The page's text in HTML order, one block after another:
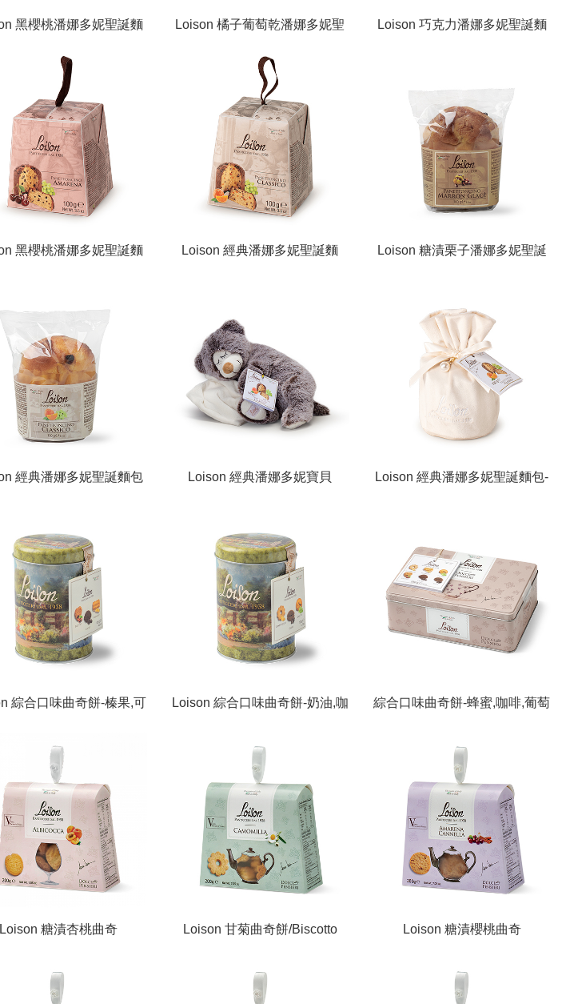
黑櫻桃潘娜多妮聖誕麵
Loison 橘子葡萄乾潘娜多妮聖
Mandarino
Loison 巧克力潘娜多妮聖誕麵
黑櫻桃潘娜多妮聖誕麵
Loison 經典潘娜多妮聖誕麵
Loison 糖漬栗子潘娜多妮聖誕
經典潘娜多妮聖誕麵包
Loison 經典潘娜多妮寶貝
Mignon
Loison 經典潘娜多妮聖誕麵包-
綜合口味曲奇餅-榛果,可
Maraneo Le latte
Loison 綜合口味曲奇餅-奶油,咖
綜合口味曲奇餅-蜂蜜,咖啡,葡萄
Bacetto, Cacao, Caffè Le Latte
Loison 糖漬杏桃曲奇
Loison 甘菊曲奇餅/Biscotto
Loison 糖漬櫻桃曲奇
Astucci